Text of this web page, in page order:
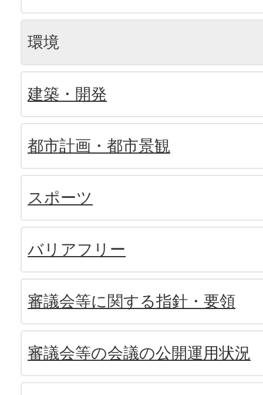
環境
建築・開発
都市計画・都市景観
スポーツ
バリアフリー
審議会等に関する指針・要領
審議会等の会議の公開運用状況